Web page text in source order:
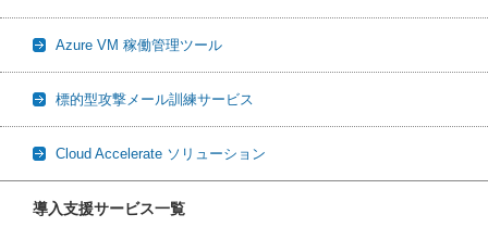
Azure VM 稼働管理ツール
標的型攻撃メール訓練サービス
Cloud Accelerate ソリューション
導入支援サービス一覧